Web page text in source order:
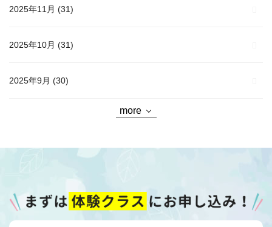
2025年11月 (31)
2025年10月 (31)
2025年9月 (30)
more